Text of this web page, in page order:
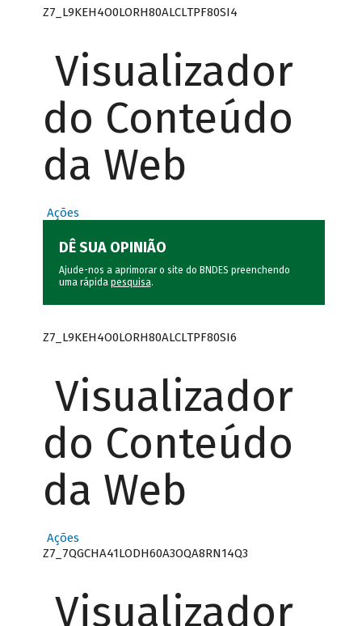
Z7_L9KEH4O0LORH80ALCLTPF80SI4
Visualizador
do Conteúdo
da Web
Ações
DÊ SUA OPINIÃO
Ajude-nos a aprimorar o site do BNDES preenchendo
uma rápida pesquisa.
Z7_L9KEH4O0LORH80ALCLTPF80SI6
Visualizador
do Conteúdo
da Web
Ações
Z7_7QGCHA41LODH60A3OQA8RN14Q3
Visualizador